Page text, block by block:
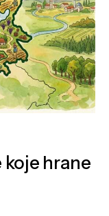
hrane